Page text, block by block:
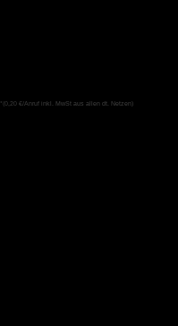
*(0,20 €/Anruf inkl. MwSt aus allen dt. Netzen)